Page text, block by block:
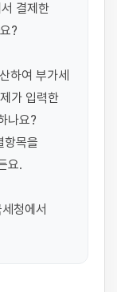
결제한
?
하여 부가세
가 입력한
나요?
항목을
요.
청에서